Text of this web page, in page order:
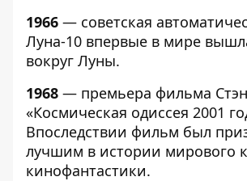
1966 — советская
Луна-10 впервые в мире
вокруг Луны.
1968 — премьера фильма
«Космическая одиссея 2001
Впоследствии фильм был
лучшим в истории мирового
кинофантастики.